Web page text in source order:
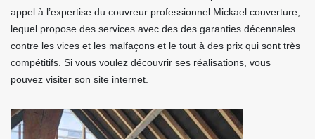
appel à l’expertise du couvreur professionnel Mickael couverture,
lequel propose des services avec des des garanties décennales
contre les vices et les malfaçons et le tout à des prix qui sont très
compétitifs. Si vous voulez découvrir ses réalisations, vous
pouvez visiter son site internet.